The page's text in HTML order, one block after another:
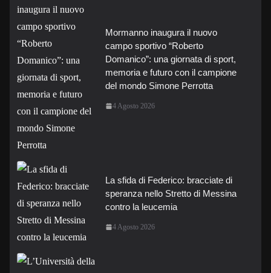
Mormanno inaugura il nuovo
campo sportivo “Roberto
Domanico”: una giornata di sport,
memoria e futuro con il campione
del mondo Simone Perrotta
4 Agosto 2026
La sfida di Federico: bracciate di
speranza nello Stretto di Messina
contro la leucemia
4 Agosto 2026